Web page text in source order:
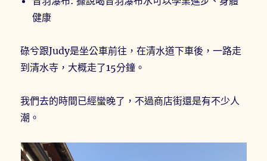
健康
碌兮跟Judy是坐公車前往，在清水道下車後，一路走
到清水寺，大概走了15分鐘。
我們去的時間已經蠻晚了，不過商店街還是有不少人
潮。